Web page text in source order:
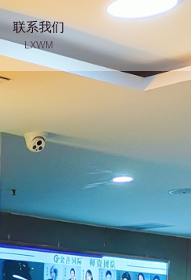
联系我们
LXWM